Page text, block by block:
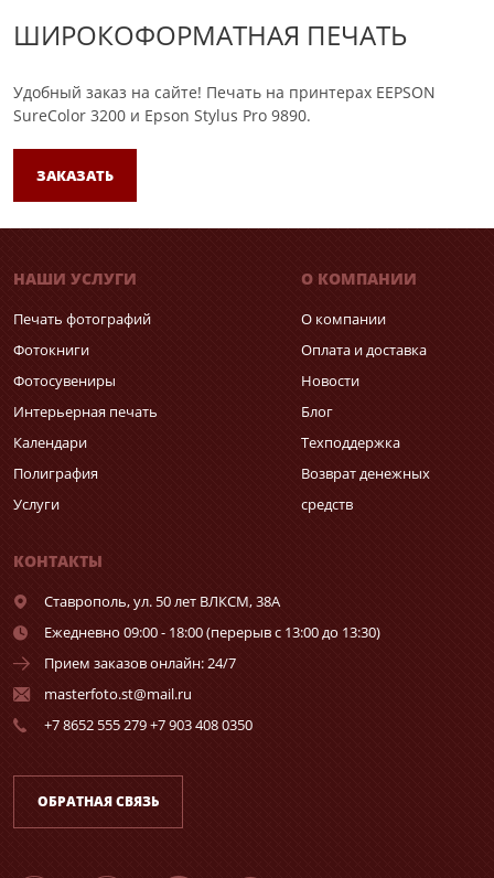
ШИРОКОФОРМАТНАЯ ПЕЧАТЬ
Удобный заказ на сайте! Печать на принтерах EEPSON
SureColor 3200 и Epson Stylus Pro 9890.
ЗАКАЗАТЬ
НАШИ УСЛУГИ
Печать фотографий
Фотокниги
Фотосувениры
Интерьерная печать
Календари
Полиграфия
Услуги
О КОМПАНИИ
О компании
Оплата и доставка
Новости
Блог
Техподдержка
Возврат денежных
средств
КОНТАКТЫ
Ставрополь,ул. 50 лет ВЛКСМ, 38А
Ежедневно 09:00 - 18:00 (перерыв с 13:00 до 13:30)
Прием заказов онлайн: 24/7
masterfoto.st@mail.ru
+7 8652 555 279 +7 903 408 0350
ОБРАТНАЯ СВЯЗЬ